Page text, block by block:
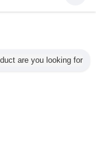
25000kg شاحنة ناقلة نفط لنقل النفط HOWO 6x4 371 HP ZZ1257N4347
are you looking for?